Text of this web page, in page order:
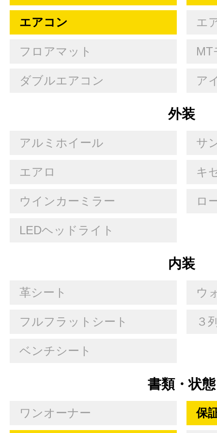
エアコン エ
フロアマット MT
ダブルエアコン ア
外装
アルミホイール サ
エアロ キ
ウインカーミラー ロ
LEDヘッドライト
内装
革シート ウ
フルフラットシート ３
ベンチシート
書類・状態
ワンオーナー 保